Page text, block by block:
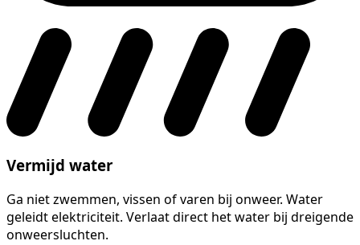
Vermijd water
Ga niet zwemmen, vissen of varen bij onweer. Water
geleidt elektriciteit. Verlaat direct het water bij dreigende
onweersluchten.